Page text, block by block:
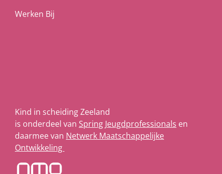
Werken Bij
Kind in scheiding Zeeland
is onderdeel van Spring Jeugdprofessionals en
daarmee van Netwerk Maatschappelijke
Ontwikkeling